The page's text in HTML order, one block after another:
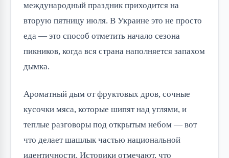
международный праздник приходится на
вторую пятницу июля. В Украине это не просто
еда — это способ отметить начало сезона
пикников, когда вся страна наполняется запахом
дымка.
Ароматный дым от фруктовых дров, сочные
кусочки мяса, которые шипят над углями, и
теплые разговоры под открытым небом — вот
что делает шашлык частью национальной
идентичности. Историки отмечают, что